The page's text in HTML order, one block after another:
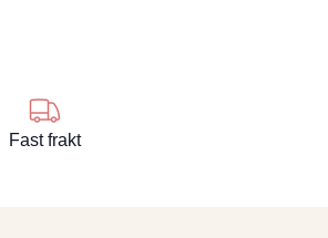
Fast frakt